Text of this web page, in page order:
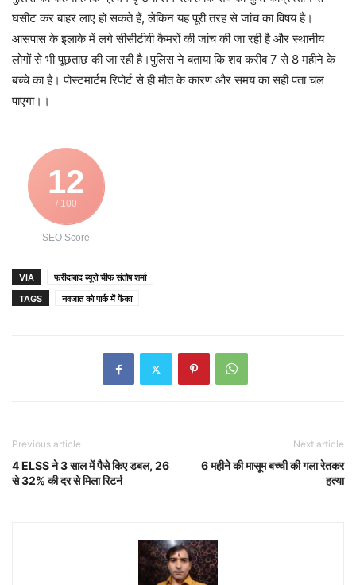
घसीट कर बाहर लाए हो सकते हैं, लेकिन यह पूरी तरह से जांच का विषय है।
आसपास के इलाके में लगे सीसीटीवी कैमरों की जांच की जा रही है और स्थानीय
लोगों से भी पूछताछ की जा रही है।पुलिस ने बताया कि शव करीब 7 से 8 महीने के
बच्चे का है। पोस्टमार्टम रिपोर्ट से ही मौत के कारण और समय का सही पता चल
पाएगा।।
12
/ 100
SEO Score
VIA
फरीदाबाद ब्यूरो चीफ संतोष शर्मा
TAGS
नवजात को पार्क में फेंका
Previous article
4 ELSS ने 3 साल में पैसे किए डबल, 26
से 32% की दर से मिला रिटर्न
Next article
6 महीने की मासूम बच्ची की गला रेतकर
हत्या